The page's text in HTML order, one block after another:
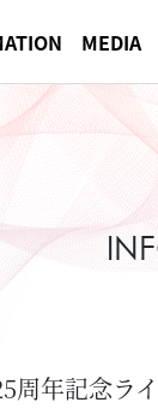
MEDIA
周年記念ラ